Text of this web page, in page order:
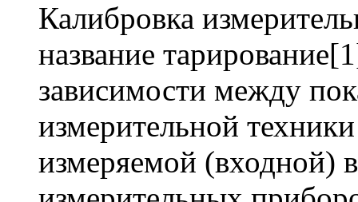
Калибровка
название
зависимости между
измерительной
измеряемой (входной)